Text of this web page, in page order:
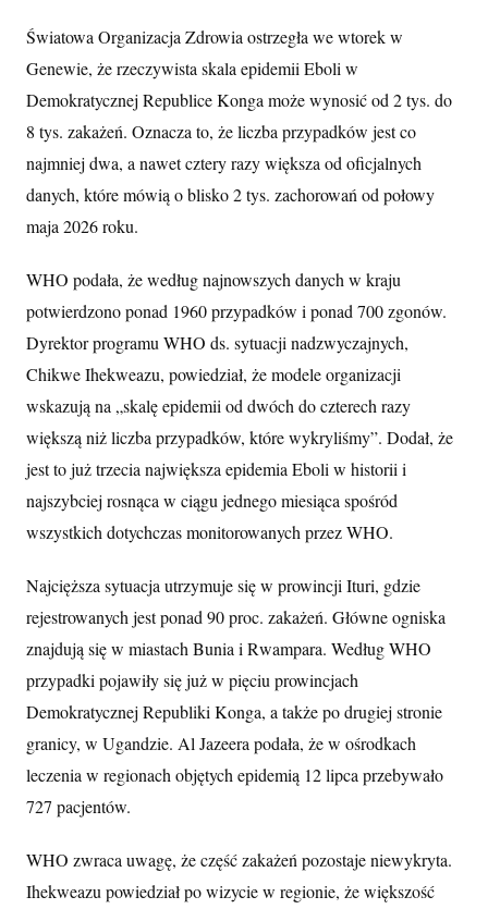
Światowa Organizacja Zdrowia ostrzegła we wtorek w
Genewie, że rzeczywista skala epidemii Eboli w
Demokratycznej Republice Konga może wynosić od 2 tys. do
8 tys. zakażeń. Oznacza to, że liczba przypadków jest co
najmniej dwa, a nawet cztery razy większa od oficjalnych
danych, które mówią o blisko 2 tys. zachorowań od połowy
maja 2026 roku.
WHO podała, że według najnowszych danych w kraju
potwierdzono ponad 1960 przypadków i ponad 700 zgonów.
Dyrektor programu WHO ds. sytuacji nadzwyczajnych,
Chikwe Ihekweazu, powiedział, że modele organizacji
wskazują na „skalę epidemii od dwóch do czterech razy
większą niż liczba przypadków, które wykryliśmy”. Dodał, że
jest to już trzecia największa epidemia Eboli w historii i
najszybciej rosnąca w ciągu jednego miesiąca spośród
wszystkich dotychczas monitorowanych przez WHO.
Najcięższa sytuacja utrzymuje się w prowincji Ituri, gdzie
rejestrowanych jest ponad 90 proc. zakażeń. Główne ogniska
znajdują się w miastach Bunia i Rwampara. Według WHO
przypadki pojawiły się już w pięciu prowincjach
Demokratycznej Republiki Konga, a także po drugiej stronie
granicy, w Ugandzie. Al Jazeera podała, że w ośrodkach
leczenia w regionach objętych epidemią 12 lipca przebywało
727 pacjentów.
WHO zwraca uwagę, że część zakażeń pozostaje niewykryta.
Ihekweazu powiedział po wizycie w regionie, że większość